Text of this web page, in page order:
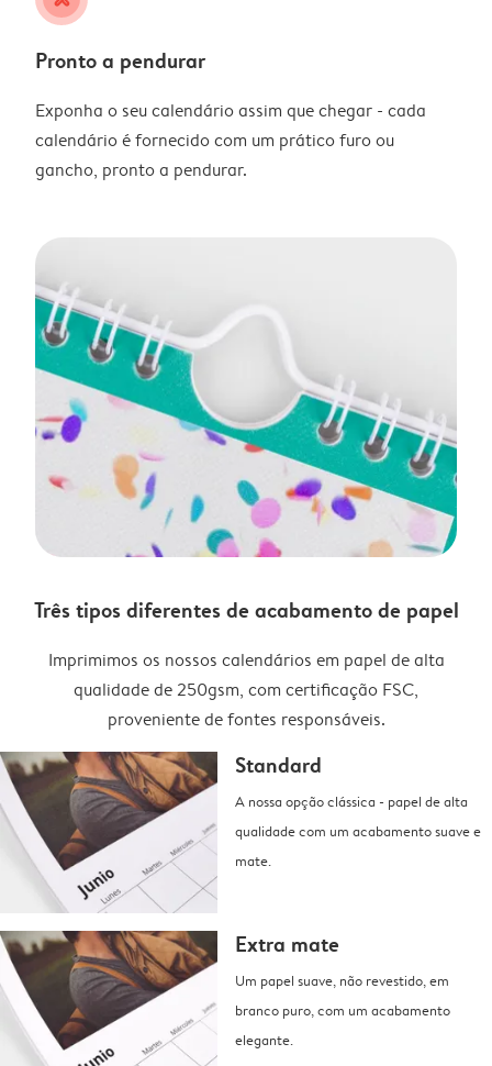
Pronto a pendurar
Exponha o seu calendário assim que chegar - cada
calendário é fornecido com um prático furo ou
gancho, pronto a pendurar.
Três tipos diferentes de acabamento de papel
Imprimimos os nossos calendários em papel de alta
qualidade de 250gsm, com certificação FSC,
proveniente de fontes responsáveis.
Standard
A nossa opção clássica - papel de alta
qualidade com um acabamento suave e
mate.
Extra mate
Um papel suave, não revestido, em
branco puro, com um acabamento
elegante.